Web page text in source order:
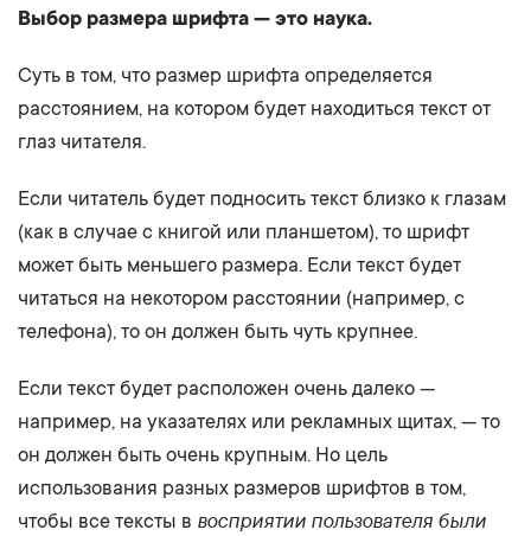
Выбор размера шрифта — это наука.
Суть в том, что размер шрифта определяется
расстоянием, на котором будет находиться текст от
глаз читателя.
Если читатель будет подносить текст близко к глазам
(как в случае с книгой или планшетом), то шрифт
может быть меньшего размера. Если текст будет
читаться на некотором расстоянии (например, с
телефона), то он должен быть чуть крупнее.
Если текст будет расположен очень далеко —
например, на указателях или рекламных щитах, — то
он должен быть очень крупным. Но цель
использования разных размеров шрифтов в том,
чтобы все тексты в восприятии пользователя были